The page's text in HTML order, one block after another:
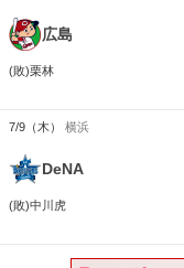
広島
(敗)栗林
7/9（木） 横浜
DeNA
(敗)中川虎